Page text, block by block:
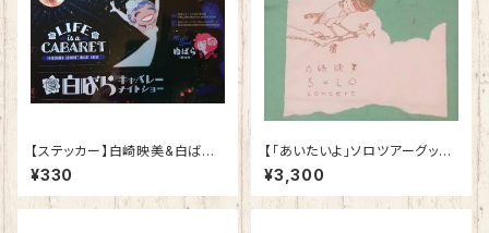
【ステッカー】白崎映美&白ばら
ボーイズ！
¥330
【「あいたいよ」ソロツアーグッ
ズ】Tシャツ アイスグリーン！！！
¥3,300